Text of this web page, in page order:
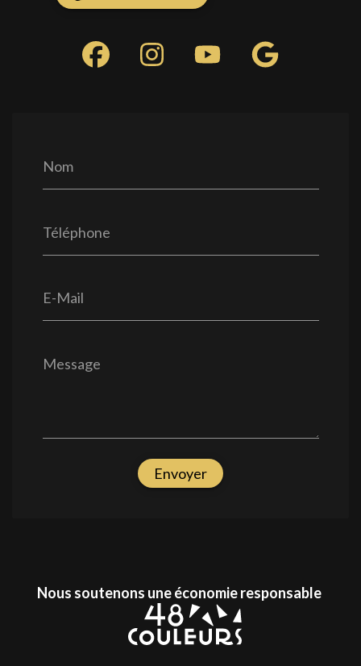
Nom
Téléphone
E-Mail
Message
Envoyer
Nous soutenons une économie responsable